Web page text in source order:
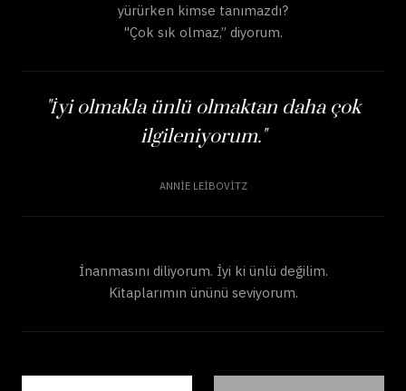
yürürken kimse tanımazdı?
"Çok sık olmaz,” diyorum.
"İyi olmakla ünlü olmaktan daha çok
ilgileniyorum."
ANNIE LEIBOVITZ
İnanmasını diliyorum. İyi ki ünlü değilim.
Kitaplarımın ününü seviyorum.